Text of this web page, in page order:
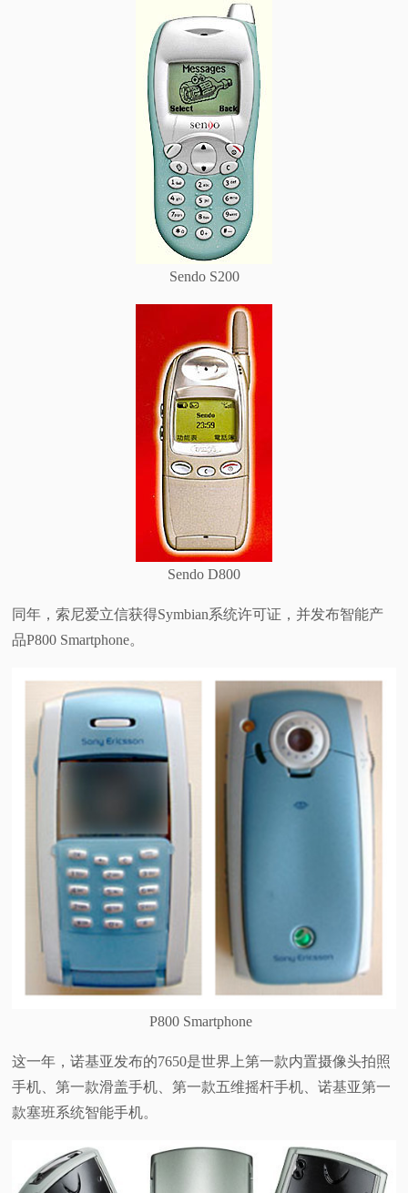
Sendo S200
Sendo D800
同年，索尼爱立信获得Symbian系统许可证，并发布智能产
品P800 Smartphone。
P800 Smartphone
这一年，诺基亚发布的7650是世界上第一款内置摄像头拍照
手机、第一款滑盖手机、第一款五维摇杆手机、诺基亚第一
款塞班系统智能手机。